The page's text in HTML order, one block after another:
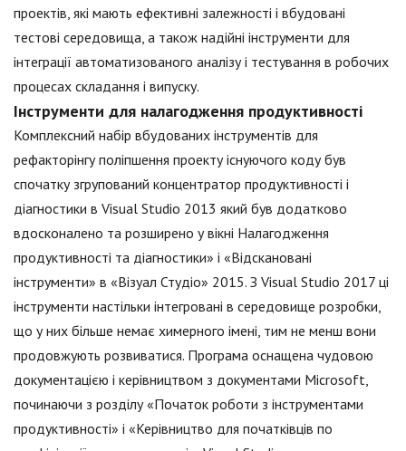
проектів, які мають ефективні залежності і вбудовані
тестові середовища, а також надійні інструменти для
інтеграції автоматизованого аналізу і тестування в робочих
процесах складання і випуску.
Інструменти для налагодження продуктивності
Комплексний набір вбудованих інструментів для
рефакторінгу поліпшення проекту існуючого коду був
спочатку згрупований концентратор продуктивності і
діагностики в Visual Studio 2013 який був додатково
вдосконалено та розширено у вікні Налагодження
продуктивності та діагностики» і «Відскановані
інструменти» в «Візуал Студіо» 2015. З Visual Studio 2017 ці
інструменти настільки інтегровані в середовище розробки,
що у них більше немає химерного імені, тим не менш вони
продовжують розвиватися. Програма оснащена чудовою
документацією і керівництвом з документами Microsoft,
починаючи з розділу «Початок роботи з інструментами
продуктивності» і «Керівництво для початківців по